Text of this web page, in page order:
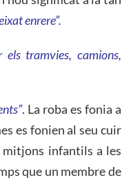
enrere”.
tramvies, camions,
. La roba es fonia a
es fonien al seu cuir
mitjons infantils a les
que un membre de